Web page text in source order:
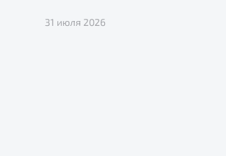
31 июля 2026